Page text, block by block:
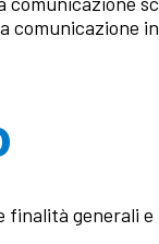
comunicazione
finalità generali